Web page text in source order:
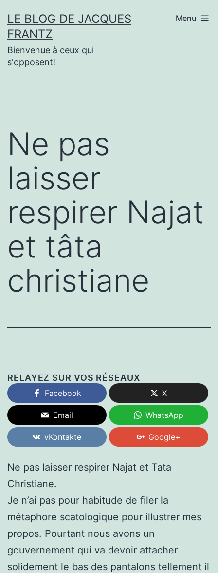
au
contenu
LE BLOG DE JACQUES
FRANTZ
Bienvenue à ceux qui
s'opposent!
Menu
Ne pas
laisser
respirer Najat
et tâta
christiane
RELAYEZ SUR VOS RÉSEAUX
Facebook X
Email WhatsApp
vKontakte Google+
Ne pas laisser respirer Najat et Tata
Christiane.
Je n’ai pas pour habitude de filer la
métaphore scatologique pour illustrer mes
propos. Pourtant nous avons un
gouvernement qui va devoir attacher
solidement le bas des pantalons tellement il